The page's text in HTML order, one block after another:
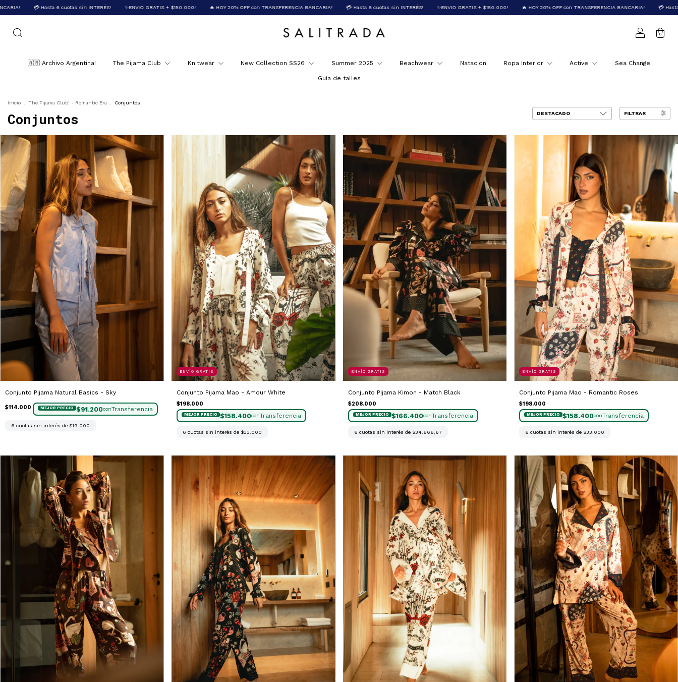
sin INTERÉS! ✨ENVIO GRATIS + $150.000! 🔥 HOY 20% OFF con TRANSFERENCIA BANCARIA! 💳 Hasta 6 cuotas sin INTERÉS! ✨ENVIO GRATIS + $150.000! 🔥 HOY 20% OFF con TRANSFERENCIA BANCARIA! 💳 Hasta 6 cuotas sin INTERÉS!
0
🇦🇷 Archivo Argentina! The Pijama Club Knitwear New Collection SS26 Summer 2025 Beachwear Natacion Ropa Interior Active Sea Change
Guía de talles
Inicio The Pijama Club! - Romantic Era Conjuntos
Conjuntos FILTRAR
Conjunto Pijama Natural Basics - Sky
$114.000 $91.200con
6 cuotas sin interés de $19.000
ENVÍO GRATIS
Conjunto Pijama Mao - Amour White
$198.000
$158.400con
6 cuotas sin interés de $33.000
ENVÍO GRATIS
Conjunto Pijama Kimon - Match Black
$208.000
$166.400con
6 cuotas sin interés de $34.666,67
ENVÍO GRATIS
Conjunto Pijama Mao - Romantic Roses
$198.000
$158.400con
6 cuotas sin interés de $33.000